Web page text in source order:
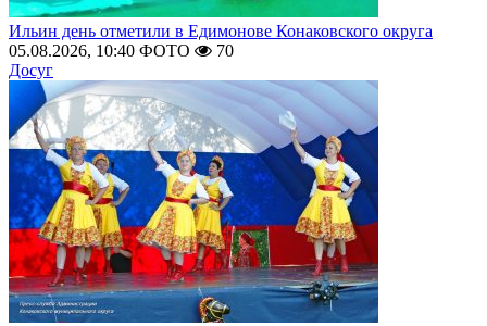
Ильин день отметили в Едимонове Конаковского округа
05.08.2026, 10:40 ФОТО
70
Досуг